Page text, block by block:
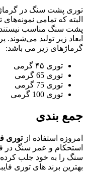
توری پشت سنگ در گرماژ
البته که تمامی
پشت سنگ مناسب
ابعاد زیر تولید
گرماژهای زیر می باشد:
توری ۴۵ گرمی
توری 65 گرمی
توری 75 گرمی
توری 100 گرمی
جمع بندی
امروزه استفاده ازتوری
استحکام و عمر سنگ در
سنگ را به خود جلب کرده
بهترین برند های توری